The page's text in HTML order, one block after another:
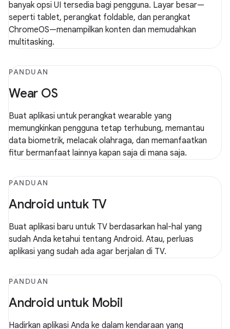
banyak opsi UI tersedia bagi pengguna. Layar besar—
seperti tablet, perangkat foldable, dan perangkat
ChromeOS—menampilkan konten dan memudahkan
multitasking.
PANDUAN
Wear OS
Buat aplikasi untuk perangkat wearable yang
memungkinkan pengguna tetap terhubung, memantau
data biometrik, melacak olahraga, dan memanfaatkan
fitur bermanfaat lainnya kapan saja di mana saja.
PANDUAN
Android untuk TV
Buat aplikasi baru untuk TV berdasarkan hal-hal yang
sudah Anda ketahui tentang Android. Atau, perluas
aplikasi yang sudah ada agar berjalan di TV.
PANDUAN
Android untuk Mobil
Hadirkan aplikasi Anda ke dalam kendaraan yang